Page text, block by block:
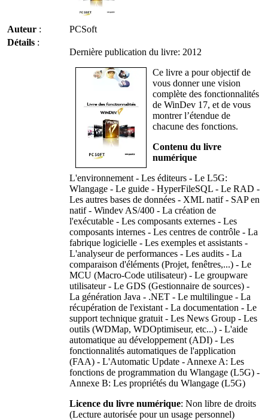
Auteur :
PCSoft
Détails :
Dernière publication du livre: 2012
Ce livre a pour objectif de
vous donner une vision
complète des fonctionnalités
de WinDev 17, et de vous
montrer l’étendue de
chacune des fonctions.
Contenu du livre
numérique
L'environnement - Les éditeurs - Le L5G:
Wlangage - Le guide - HyperFileSQL - Le RAD -
Les autres bases de données - XML natif - SAP en
natif - Windev AS/400 - La création de
l'exécutable - Les composants externes - Les
composants internes - Les centres de contrôle - La
fabrique logicielle - Les exemples et assistants -
L'analyseur de performances - Les audits - La
comparaison d'éléments (Projet, fenêtres,...) - Le
MCU (Macro-Code utilisateur) - Le groupware
utilisateur - Le GDS (Gestionnaire de sources) -
La génération Java - .NET - Le multilingue - La
récupération de l'existant - La documentation - Le
support technique gratuit - Les News Group - Les
outils (WDMap, WDOptimiseur, etc...) - L'aide
automatique au développement (ADI) - Les
fonctionnalités automatiques de l'application
(FAA) - L'Automatic Update - Annexe A: Les
fonctions de programmation du Wlangage (L5G) -
Annexe B: Les propriétés du Wlangage (L5G)
Licence du livre numérique: Non libre de droits
(Lecture autorisée pour un usage personnel)